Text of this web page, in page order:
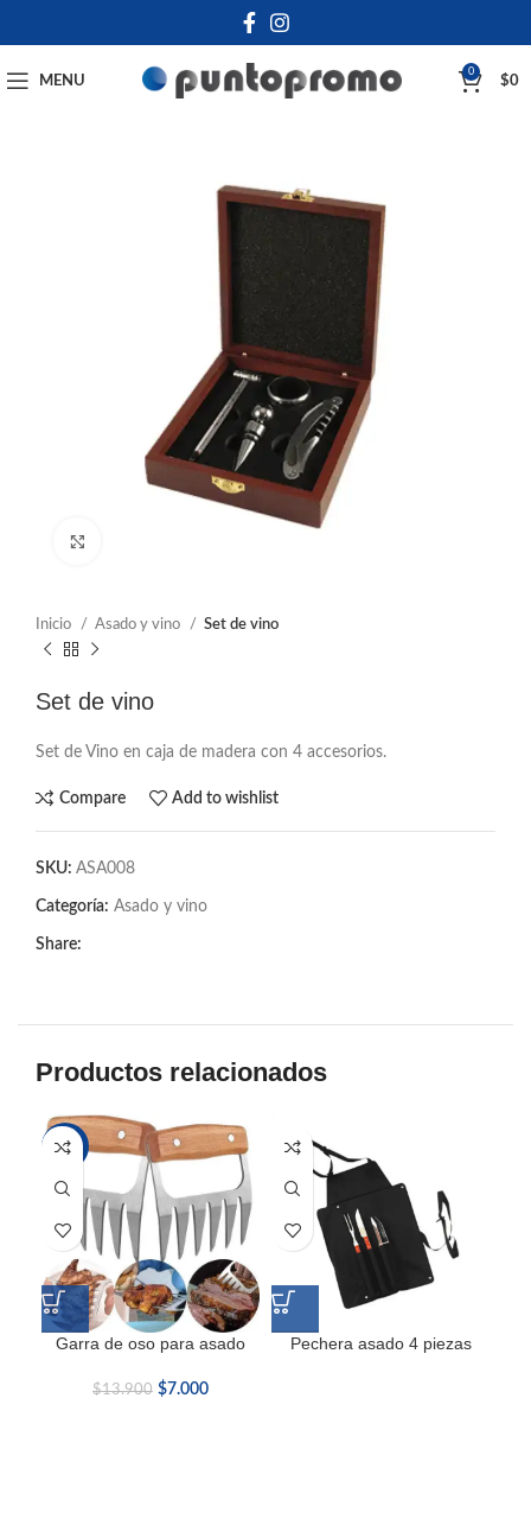
MENU
0
$0
Inicio Asado y vino Set de vino
Set de vino
Set de Vino en caja de madera con 4 accesorios.
Compare Add to wishlist
SKU: ASA008
Categoría: Asado y vino
Share:
Productos relacionados
-50%
Garra de oso para asado
$13.900 $7.000
Pechera asado 4 piezas